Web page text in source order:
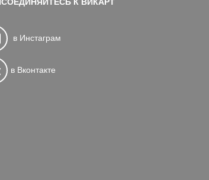
в Инстаграм
в Вконтакте